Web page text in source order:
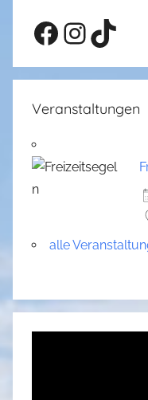
Facebook
Veranstaltungen
alle